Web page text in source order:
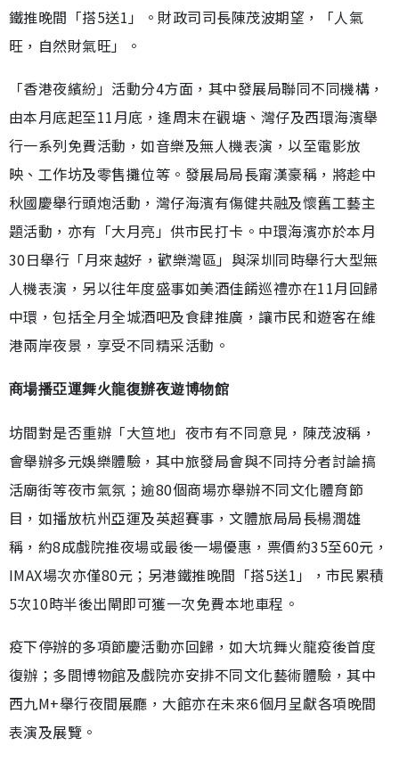
鐵推晚間「搭5送1」。財政司司長陳茂波期望，「人氣
旺，自然財氣旺」。
「香港夜繽紛」活動分4方面，其中發展局聯同不同機構，
由本月底起至11月底，逢周末在觀塘、灣仔及西環海濱舉
行一系列免費活動，如音樂及無人機表演，以至電影放
映、工作坊及零售攤位等。發展局局長甯漢豪稱，將趁中
秋國慶舉行頭炮活動，灣仔海濱有傷健共融及懷舊工藝主
題活動，亦有「大月亮」供市民打卡。中環海濱亦於本月
30日舉行「月來越好，歡樂灣區」與深圳同時舉行大型無
人機表演，另以往年度盛事如美酒佳餚巡禮亦在11月回歸
中環，包括全月全城酒吧及食肆推廣，讓市民和遊客在維
港兩岸夜景，享受不同精采活動。
商場播亞運舞火龍復辦夜遊博物館
坊間對是否重辦「大笪地」夜市有不同意見，陳茂波稱，
會舉辦多元娛樂體驗，其中旅發局會與不同持分者討論搞
活廟街等夜市氣氛；逾80個商場亦舉辦不同文化體育節
目，如播放杭州亞運及英超賽事，文體旅局局長楊潤雄
稱，約8成戲院推夜場或最後一場優惠，票價約35至60元，
IMAX場次亦僅80元；另港鐵推晚間「搭5送1」，市民累積
5次10時半後出閘即可獲一次免費本地車程。
疫下停辦的多項節慶活動亦回歸，如大坑舞火龍疫後首度
復辦；多間博物館及戲院亦安排不同文化藝術體驗，其中
西九M+舉行夜間展廳，大館亦在未來6個月呈獻各項晚間
表演及展覽。